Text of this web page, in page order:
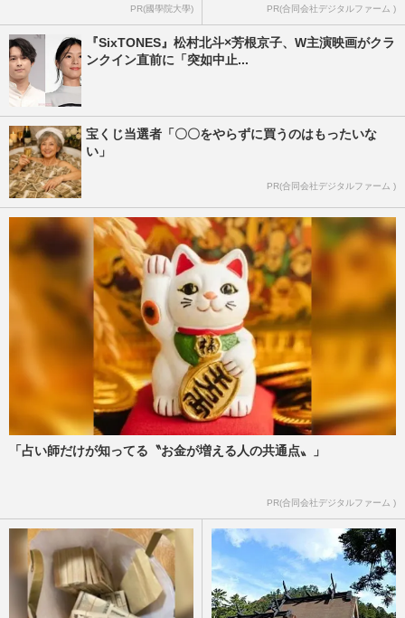
PR(國學院大學) PR(合同会社デジタルファーム )
『SixTONES』松村北斗×芳根京子、W主演映画がクラ
ンクイン直前に「突如中止...
宝くじ当選者「〇〇をやらずに買うのはもったいな
い」
PR(合同会社デジタルファーム )
「占い師だけが知ってる〝お金が増える人の共通点〟」
PR(合同会社デジタルファーム )